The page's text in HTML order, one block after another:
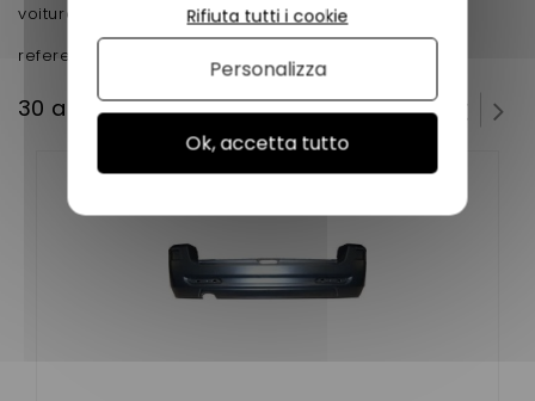
voiture sans permis .
reference d'origine : 1002732
30 altri prodotti della stessa categoria:
Ok, accetta tutto
Rifiuta tutti i cookie
Personalizza